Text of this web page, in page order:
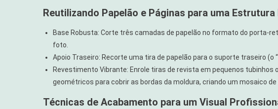
Reutilizando Papelão e Páginas para uma Estrutura
Base Robusta: Corte três camadas de papelão no formato do porta-
foto.
Apoio Traseiro: Recorte uma tira de papelão para o suporte traseiro (o
Revestimento Vibrante: Enrole tiras de revista em pequenos tubinhos
geométricos para cobrir as bordas da moldura, criando um mosaico de
Técnicas de Acabamento para um Visual